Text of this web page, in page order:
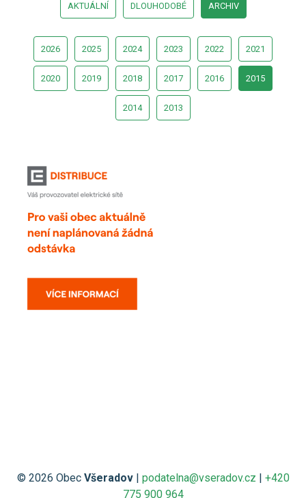
AKTUÁLNÍ DLOUHODOBÉ ARCHIV
2026 2025 2024 2023 2022 2021
2020 2019 2018 2017 2016 2015
2014 2013
© 2026 Obec Všeradov| podatelna@vseradov.cz | +420
775 900 964